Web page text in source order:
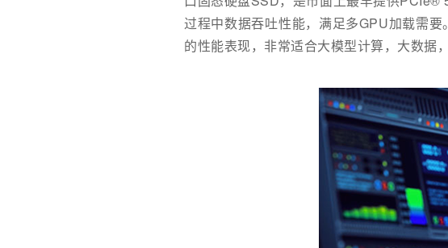
过程中数据吞吐性能，满足多GPU加载需
的性能表现，非常适合大模型计算，大数据